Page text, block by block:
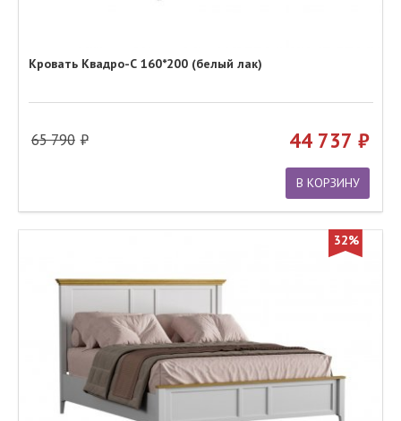
Кровать Квадро-С 160*200 (белый лак)
65 790 44 737
В КОРЗИНУ
32%